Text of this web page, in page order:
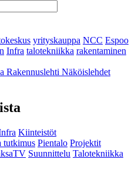
yrityskauppa NCC Espoo
Infra talotekniikka rakentaminen
Rakennuslehti Näköislehdet
Kiinteistöt
tutkimus Pientalo Projektit
Suunnittelu Talotekniikka